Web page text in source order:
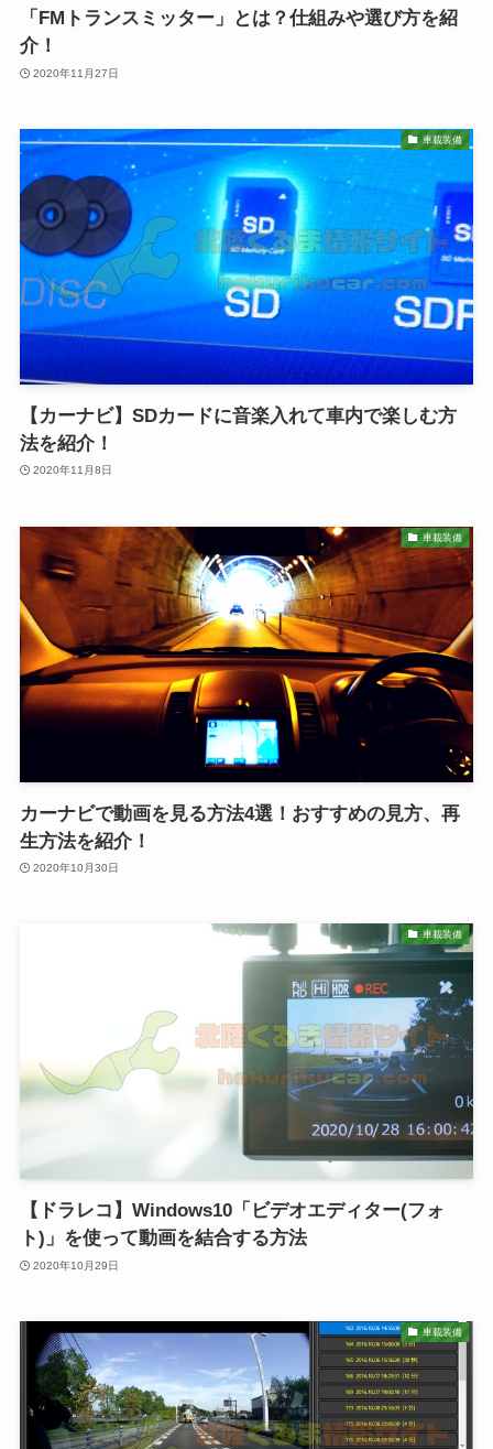
「FMトランスミッター」とは？仕組みや選び方を紹
介！
2020年11月27日
車載装備
【カーナビ】SDカードに音楽入れて車内で楽しむ方
法を紹介！
2020年11月8日
車載装備
カーナビで動画を見る方法4選！おすすめの見方、再
生方法を紹介！
2020年10月30日
車載装備
【ドラレコ】Windows10「ビデオエディター(フォ
ト)」を使って動画を結合する方法
2020年10月29日
車載装備